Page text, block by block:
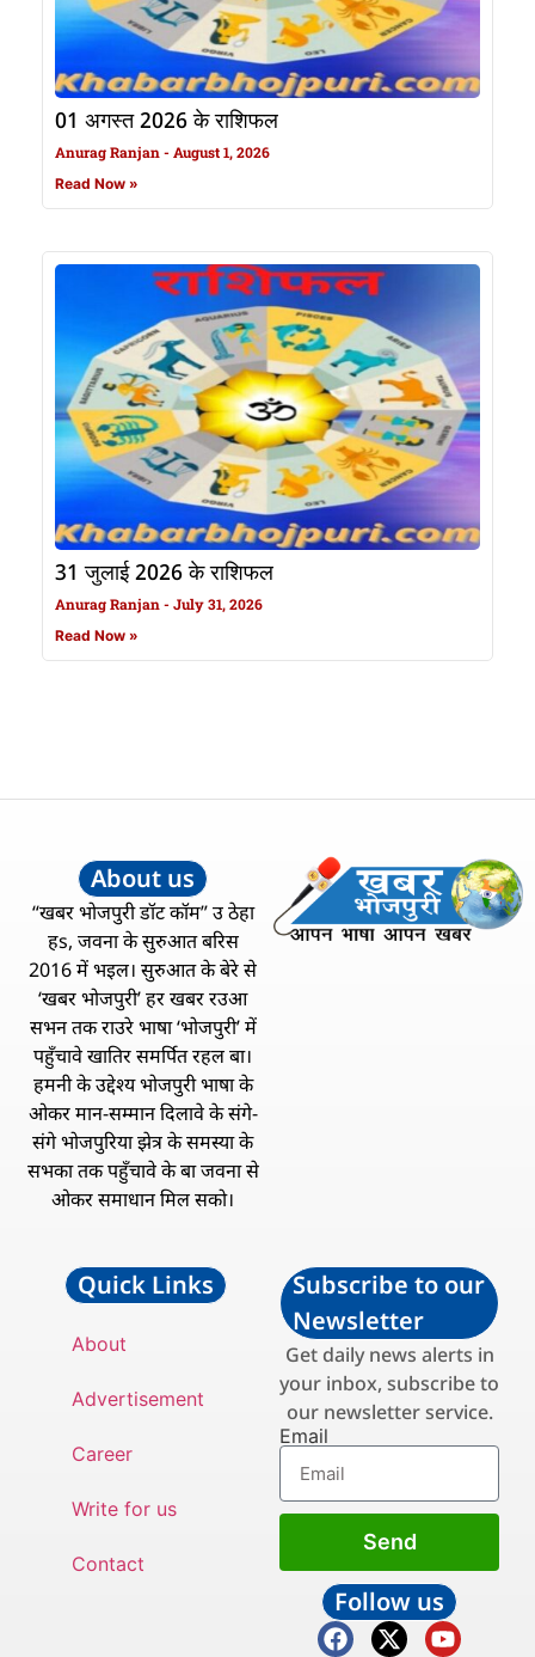
01 अगस्त 2026 के राशिफल
Anurag Ranjan August 1, 2026
Read Now »
31 जुलाई 2026 के राशिफल
Anurag Ranjan July 31, 2026
Read Now »
About us
“खबर भोजपुरी डॉट कॉम” उ ठेहा
हs, जवना के सुरुआत बरिस
2016 में भइल। सुरुआत के बेरे से
‘खबर भोजपुरी’ हर खबर रउआ
सभन तक राउरे भाषा ‘भोजपुरी’ में
पहुँचावे खातिर समर्पित रहल बा।
हमनी के उद्देश्य भोजपुरी भाषा के
ओकर मान-सम्मान दिलावे के संगे-
संगे भोजपुरिया झेत्र के समस्या के
सभका तक पहुँचावे के बा जवना से
ओकर समाधान मिल सको।
Quick Links
About
Advertisement
Career
Write for us
Contact
Subscribe to our
Newsletter
Get daily news alerts in
your inbox, subscribe to
our newsletter service.
Email
Send
Follow us